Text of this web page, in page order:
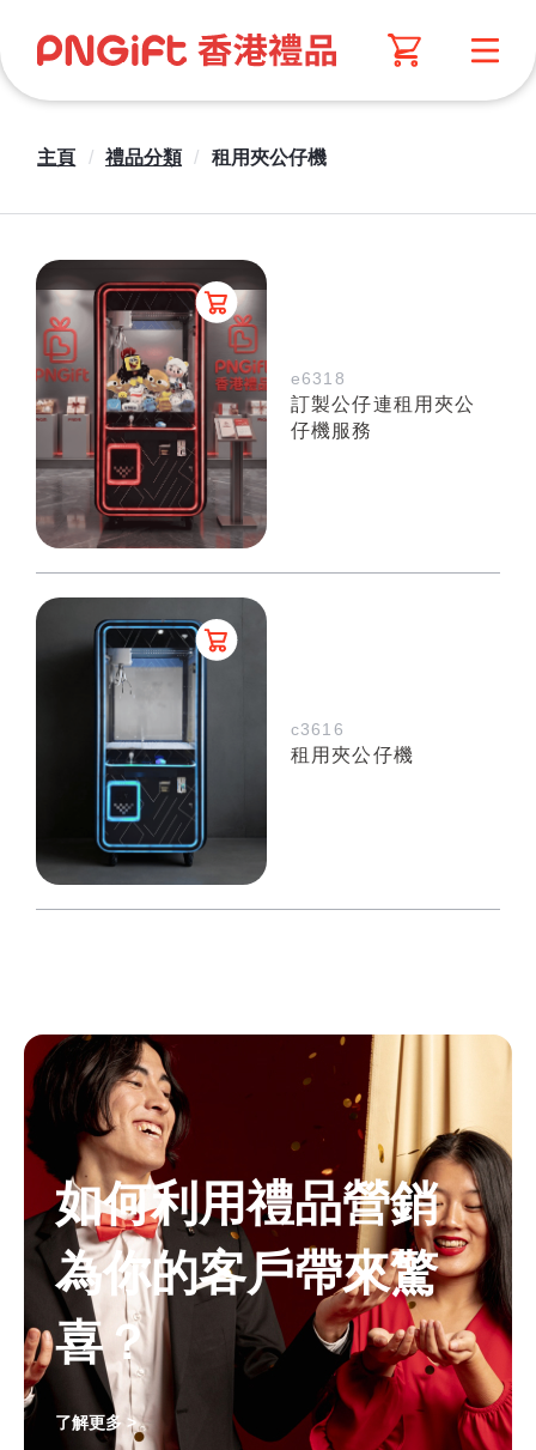
主頁 / 禮品分類 / 租用夾公仔機
e6318
訂製公仔連租用夾公
仔機服務
c3616
租用夾公仔機
如何利用禮品營銷
為你的客戶帶來驚
喜？
了解更多 >